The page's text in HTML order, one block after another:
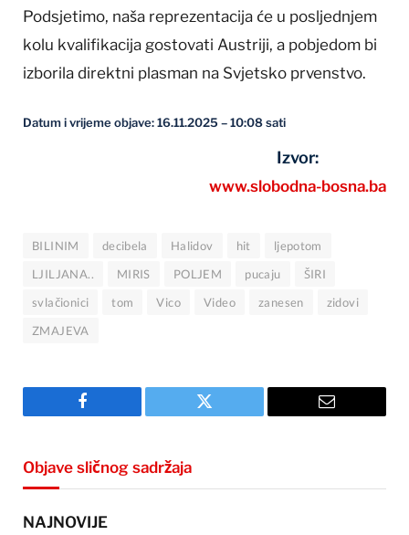
Podsjetimo, naša reprezentacija će u posljednjem
kolu kvalifikacija gostovati Austriji, a pobjedom bi
izborila direktni plasman na Svjetsko prvenstvo.
Datum i vrijeme objave: 16.11.2025 – 10:08 sati
Izvor:
www.slobodna-bosna.ba
BILINIM decibela Halidov hit
ljepotom
LJILJANA..
MIRIS POLJEM pucaju
ŠIRI
svlačionici
tom Vico Video zanesen
zidovi
ZMAJEVA
Facebook Twitter Email
Objave sličnog sadržaja
NAJNOVIJE